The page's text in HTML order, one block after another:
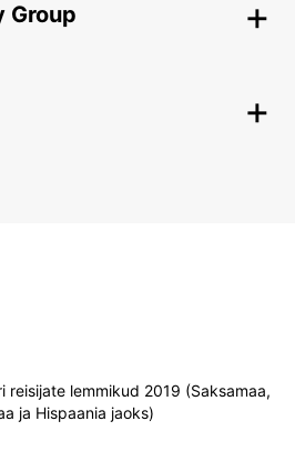
Group
reisijate lemmikud 2019 (Saksamaa,
ja Hispaania jaoks)